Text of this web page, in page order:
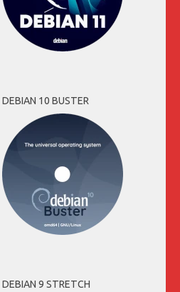
DEBIAN 10 BUSTER
DEBIAN 9 STRETCH